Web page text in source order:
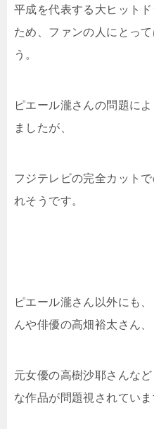
平成を代表する大ヒット
ため、ファンの人にとっ
う。
ピエール瀧さんの問題に
ましたが、
フジテレビの完全カット
れそうです。
ピエール瀧さん以外にも
んや俳優の高畑裕太さん、
元女優の高樹沙耶さんな
な作品が問題視されていま